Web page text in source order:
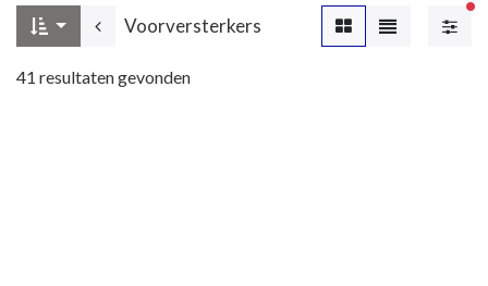
Voorversterkers
41 resultaten gevonden